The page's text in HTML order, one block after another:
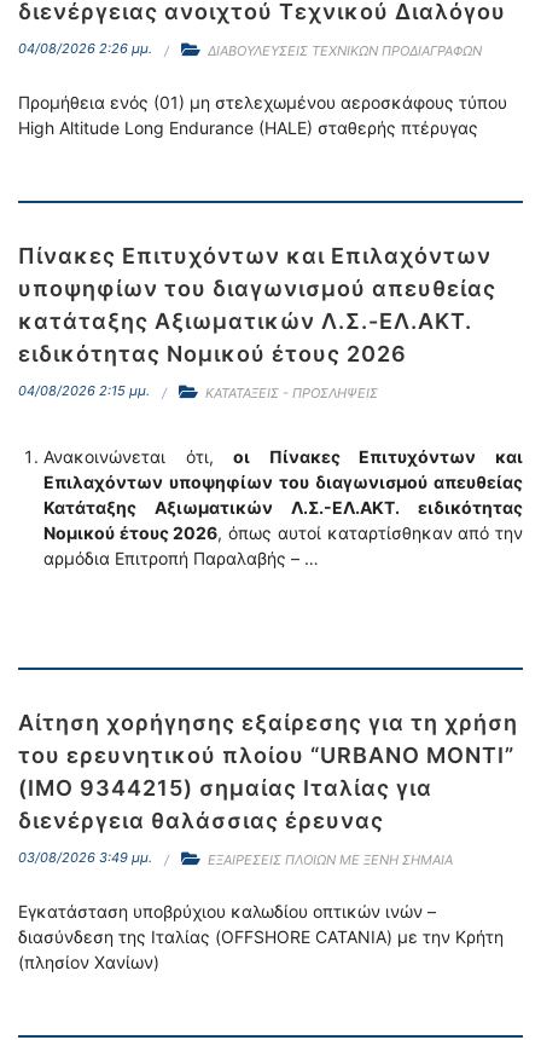
διενέργειας ανοιχτού Τεχνικού Διαλόγου
04/08/2026 2:26 μμ. ΔΙΑΒΟΥΛΕΥΣΕΙΣ ΤΕΧΝΙΚΩΝ ΠΡΟΔΙΑΓΡΑΦΩΝ
Προμήθεια ενός (01) μη στελεχωμένου αεροσκάφους τύπου
High Altitude Long Endurance (HALE) σταθερής πτέρυγας
Πίνακες Επιτυχόντων και Επιλαχόντων
υποψηφίων του διαγωνισμού απευθείας
κατάταξης Αξιωματικών Λ.Σ.-ΕΛ.ΑΚΤ.
ειδικότητας Νομικού έτους 2026
04/08/2026 2:15 μμ. ΚΑΤΑΤΑΞΕΙΣ - ΠΡΟΣΛΗΨΕΙΣ
Ανακοινώνεται ότι,οι Πίνακες Επιτυχόντων και
Επιλαχόντων υποψηφίων του διαγωνισμού απευθείας
Κατάταξης Αξιωματικών Λ.Σ.-ΕΛ.ΑΚΤ. ειδικότητας
Νομικού έτους 2026, όπως αυτοί καταρτίσθηκαν από την
αρμόδια Επιτροπή Παραλαβής – …
Αίτηση χορήγησης εξαίρεσης για τη χρήση
του ερευνητικού πλοίου “URBANO MONTI”
(IMO 9344215) σημαίας Ιταλίας για
διενέργεια θαλάσσιας έρευνας
03/08/2026 3:49 μμ. ΕΞΑΙΡΕΣΕΙΣ ΠΛΟΙΩΝ ΜΕ ΞΕΝΗ ΣΗΜΑΙΑ
Εγκατάσταση υποβρύχιου καλωδίου οπτικών ινών –
διασύνδεση της Ιταλίας (OFFSHORE CATANIA) με την Κρήτη
(πλησίον Χανίων)